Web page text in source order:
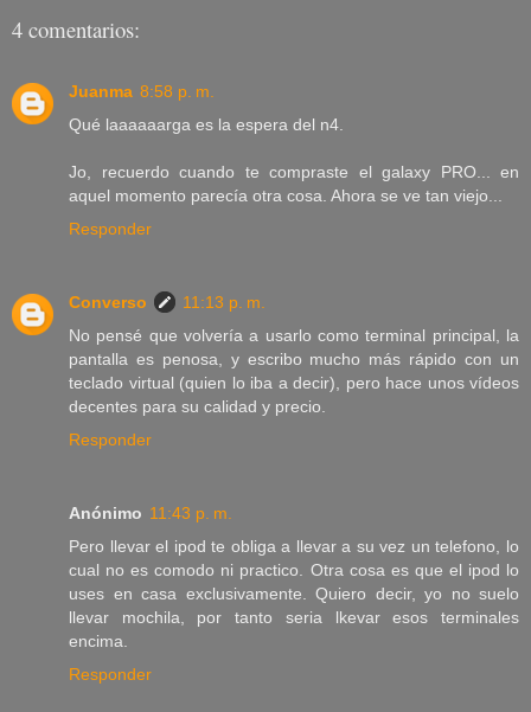
4 comentarios:
Juanma 8:58 p. m.
Qué laaaaaarga es la espera del n4.
Jo, recuerdo cuando te compraste el galaxy PRO... en
aquel momento parecía otra cosa. Ahora se ve tan viejo...
Responder
Converso
11:13 p. m.
No pensé que volvería a usarlo como terminal principal, la
pantalla es penosa, y escribo mucho más rápido con un
teclado virtual (quien lo iba a decir), pero hace unos vídeos
decentes para su calidad y precio.
Responder
Anónimo 11:43 p. m.
Pero llevar el ipod te obliga a llevar a su vez un telefono, lo
cual no es comodo ni practico. Otra cosa es que el ipod lo
uses en casa exclusivamente. Quiero decir, yo no suelo
llevar mochila, por tanto seria lkevar esos terminales
encima.
Responder